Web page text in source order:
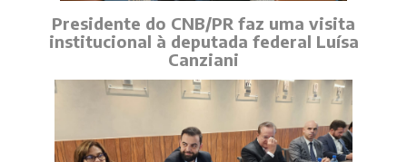
Presidente do CNB/PR faz uma visita
institucional à deputada federal Luísa
Canziani